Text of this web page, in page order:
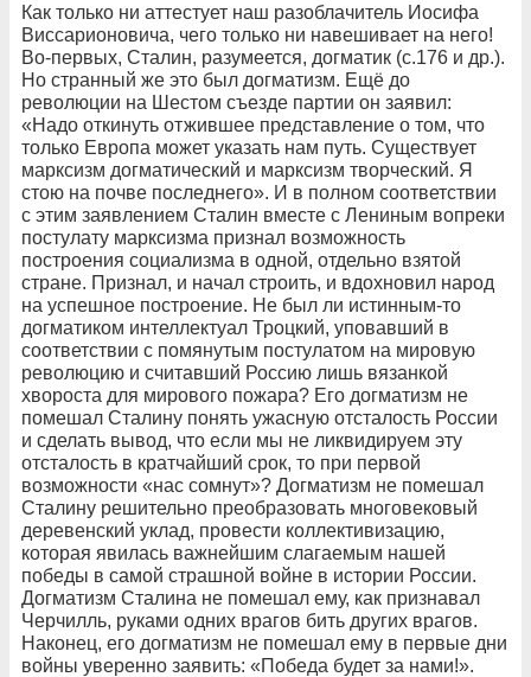
Как только ни аттестует наш разоблачитель Иосифа
Виссарионовича, чего только ни навешивает на него!
Во-первых, Сталин, разумеется, догматик (с.176 и др.).
Но странный же это был догматизм. Ещё до
революции на Шестом съезде партии он заявил:
«Надо откинуть отжившее представление о том, что
только Европа может указать нам путь. Существует
марксизм догматический и марксизм творческий. Я
стою на почве последнего». И в полном соответствии
с этим заявлением Сталин вместе с Лениным вопреки
постулату марксизма признал возможность
построения социализма в одной, отдельно взятой
стране. Признал, и начал строить, и вдохновил народ
на успешное построение. Не был ли истинным-то
догматиком интеллектуал Троцкий, уповавший в
соответствии с помянутым постулатом на мировую
революцию и считавший Россию лишь вязанкой
хвороста для мирового пожара? Его догматизм не
помешал Сталину понять ужасную отсталость России
и сделать вывод, что если мы не ликвидируем эту
отсталость в кратчайший срок, то при первой
возможности «нас сомнут»? Догматизм не помешал
Сталину решительно преобразовать многовековый
деревенский уклад, провести коллективизацию,
которая явилась важнейшим слагаемым нашей
победы в самой страшной войне в истории России.
Догматизм Сталина не помешал ему, как признавал
Черчилль, руками одних врагов бить других врагов.
Наконец, его догматизм не помешал ему в первые дни
войны уверенно заявить: «Победа будет за нами!».